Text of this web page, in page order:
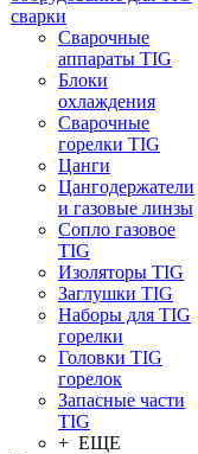
сварки
Сварочные
аппараты TIG
Блоки
охлаждения
Сварочные
горелки TIG
Цанги
Цангодержатели
и газовые линзы
Сопло газовое
TIG
Изоляторы TIG
Заглушки TIG
Наборы для TIG
горелки
Головки TIG
горелок
Запасные части
TIG
+ ЕЩЕ